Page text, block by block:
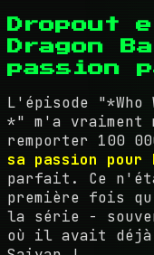
Dropout
Dragon
passion
L'épisode "*Who
*" m'a vraiment
remporter 100
sa passion pour
parfait. Ce
première fois
la série -
où il avait déjà